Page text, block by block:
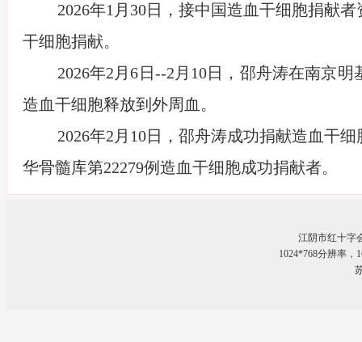
2026年1 月 30日，接中国造血干细胞捐献
干细胞捐献。
2026年2 月6 日 --2 月 10日，邵舟涛在南京明
造血干细胞释放到外周血。
2026年2 月 10日，邵舟涛成功捐献造血干细
华骨髓库第22279例造血干细胞成功捐献者。
江阴市红十字
1024*768分辨率，